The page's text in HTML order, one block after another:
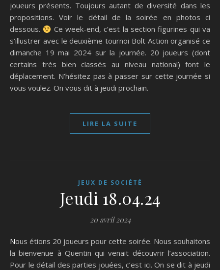
joueurs présents. Toujours autant de diversité dans les
propositions. Voir le détail de la soirée en photos ci
dessous.
Ce week-end, c’est la section figurines qui va
s’illustrer avec le deuxième tournoi Bolt Action organisé ce
dimanche 19 mai 2024 sur la journée. 20 joueurs (dont
certains très bien classés au niveau national) font le
déplacement. N’hésitez pas à passer sur cette journée si
vous voulez. On vous dit à jeudi prochain.
LIRE LA SUITE
JEUX DE SOCIÉTÉ
Jeudi 18.04.24
20 avril 2024
Nous étions 20 joueurs pour cette soirée. Nous souhaitons
la bienvenue à Quentin qui venait découvrir l’association.
Pour le détail des parties jouées, c’est ici. On se dit à jeudi